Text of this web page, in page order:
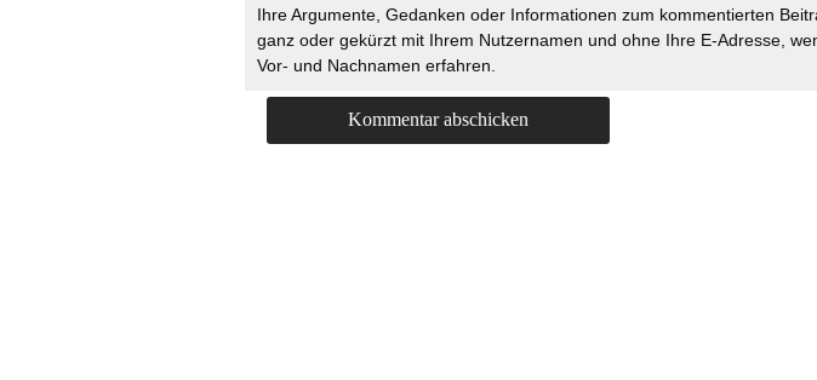
Ihre Argumente, Gedanken oder Informationen zum kommentierten
ganz oder gekürzt mit Ihrem Nutzernamen und ohne Ihre E-Adresse,
Vor- und Nachnamen erfahren.